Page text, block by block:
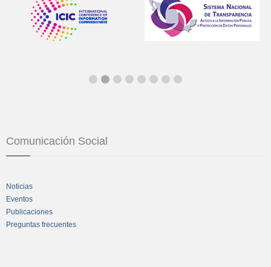
Comunicación Social
Noticias
Eventos
Publicaciones
Preguntas frecuentes